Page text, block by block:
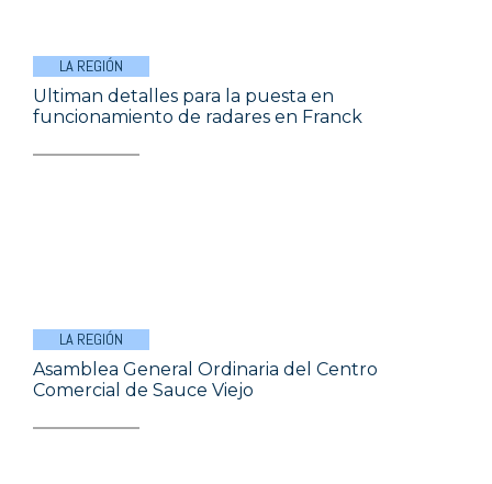
LA REGIÓN
Ultiman detalles para la puesta en
funcionamiento de radares en Franck
LA REGIÓN
Asamblea General Ordinaria del Centro
Comercial de Sauce Viejo